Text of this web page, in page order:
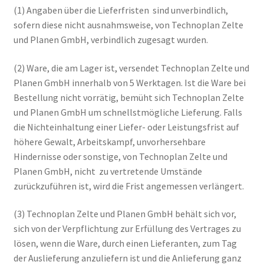
(1) Angaben über die Lieferfristen sind unverbindlich,
sofern diese nicht ausnahmsweise, von Technoplan Zelte
und Planen GmbH, verbindlich zugesagt wurden.
(2) Ware, die am Lager ist, versendet Technoplan Zelte und
Planen GmbH innerhalb von 5 Werktagen. Ist die Ware bei
Bestellung nicht vorrätig, bemüht sich Technoplan Zelte
und Planen GmbH um schnellstmögliche Lieferung. Falls
die Nichteinhaltung einer Liefer- oder Leistungsfrist auf
höhere Gewalt, Arbeitskampf, unvorhersehbare
Hindernisse oder sonstige, von Technoplan Zelte und
Planen GmbH, nicht zu vertretende Umstände
zurückzuführen ist, wird die Frist angemessen verlängert.
(3) Technoplan Zelte und Planen GmbH behält sich vor,
sich von der Verpflichtung zur Erfüllung des Vertrages zu
lösen, wenn die Ware, durch einen Lieferanten, zum Tag
der Auslieferung anzuliefern ist und die Anlieferung ganz